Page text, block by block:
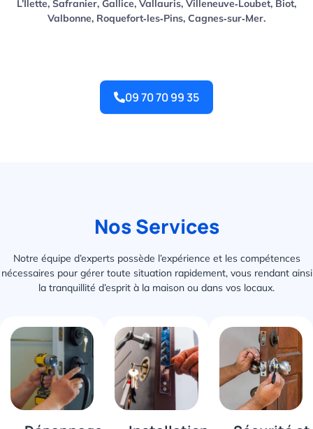
L’Ilette, Safranier, Gallice, Vallauris, Villeneuve‑Loubet, Biot,
Valbonne, Roquefort‑les‑Pins, Cagnes‑sur‑Mer.
09 70 70 99 35
Nos Services
Notre équipe d’experts possède l’expérience et les compétences
nécessaires pour gérer toute situation rapidement, vous rendant ainsi
la tranquillité d’esprit à la maison ou dans vos locaux.